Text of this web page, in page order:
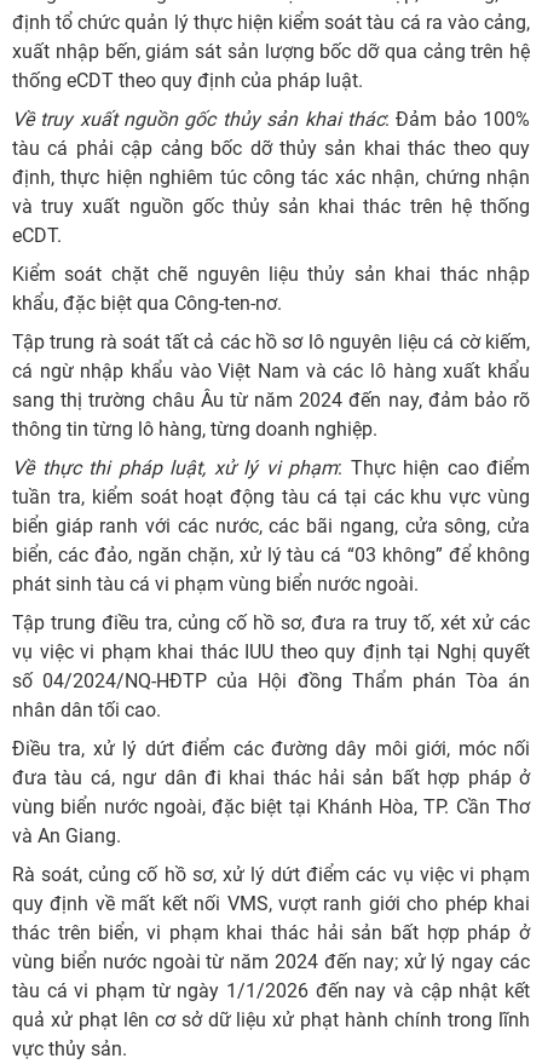
định tổ chức quản lý thực hiện kiểm soát tàu cá ra vào cảng,
xuất nhập bến, giám sát sản lượng bốc dỡ qua cảng trên hệ
thống eCDT theo quy định của pháp luật.
Về truy xuất nguồn gốc thủy sản khai thác: Đảm bảo 100%
tàu cá phải cập cảng bốc dỡ thủy sản khai thác theo quy
định, thực hiện nghiêm túc công tác xác nhận, chứng nhận
và truy xuất nguồn gốc thủy sản khai thác trên hệ thống
eCDT.
Kiểm soát chặt chẽ nguyên liệu thủy sản khai thác nhập
khẩu, đặc biệt qua Công-ten-nơ.
Tập trung rà soát tất cả các hồ sơ lô nguyên liệu cá cờ kiếm,
cá ngừ nhập khẩu vào Việt Nam và các lô hàng xuất khẩu
sang thị trường châu Âu từ năm 2024 đến nay, đảm bảo rõ
thông tin từng lô hàng, từng doanh nghiệp.
Về thực thi pháp luật, xử lý vi phạm: Thực hiện cao điểm
tuần tra, kiểm soát hoạt động tàu cá tại các khu vực vùng
biển giáp ranh với các nước, các bãi ngang, cửa sông, cửa
biển, các đảo, ngăn chặn, xử lý tàu cá “03 không” để không
phát sinh tàu cá vi phạm vùng biển nước ngoài.
Tập trung điều tra, củng cố hồ sơ, đưa ra truy tố, xét xử các
vụ việc vi phạm khai thác IUU theo quy định tại Nghị quyết
số 04/2024/NQ-HĐTP của Hội đồng Thẩm phán Tòa án
nhân dân tối cao.
Điều tra, xử lý dứt điểm các đường dây môi giới, móc nối
đưa tàu cá, ngư dân đi khai thác hải sản bất hợp pháp ở
vùng biển nước ngoài, đặc biệt tại Khánh Hòa, TP. Cần Thơ
và An Giang.
Rà soát, củng cố hồ sơ, xử lý dứt điểm các vụ việc vi phạm
quy định về mất kết nối VMS, vượt ranh giới cho phép khai
thác trên biển, vi phạm khai thác hải sản bất hợp pháp ở
vùng biển nước ngoài từ năm 2024 đến nay; xử lý ngay các
tàu cá vi phạm từ ngày 1/1/2026 đến nay và cập nhật kết
quả xử phạt lên cơ sở dữ liệu xử phạt hành chính trong lĩnh
vực thủy sản.